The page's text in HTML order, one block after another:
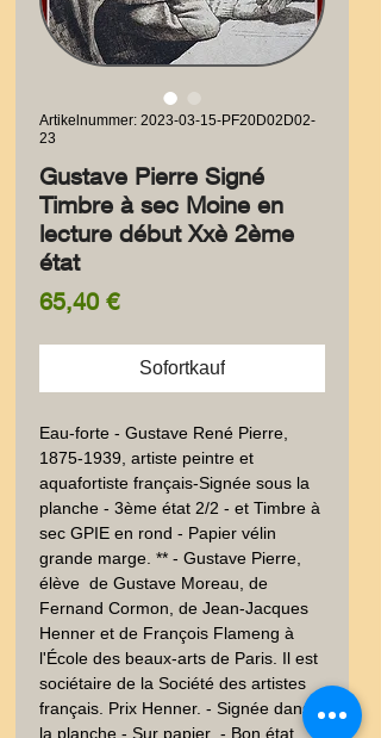
Artikelnummer: 2023-03-15-PF20D02D02-
23
Gustave Pierre Signé
Timbre à sec Moine en
lecture début Xxè 2ème
état
65,40 €Preis
Sofortkauf
Eau-forte - Gustave René Pierre,
1875-1939, artiste peintre et
aquafortiste français-Signée sous la
planche - 3ème état 2/2 - et Timbre à
sec GPIE en rond - Papier vélin
grande marge. ** - Gustave Pierre,
élève  de Gustave Moreau, de
Fernand Cormon, de Jean-Jacques
Henner et de François Flameng à
l'École des beaux-arts de Paris. Il est
sociétaire de la Société des artistes
français. Prix Henner. - Signée dans
la planche - Sur papier  - Bon état,